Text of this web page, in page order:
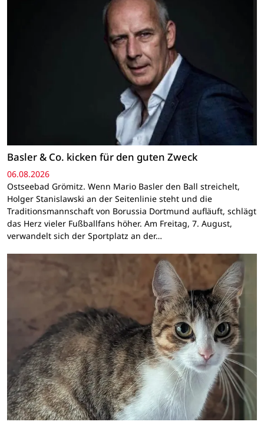
Basler & Co. kicken für den guten Zweck
06.08.2026
Ostseebad Grömitz. Wenn Mario Basler den Ball streichelt,
Holger Stanislawski an der Seitenlinie steht und die
Traditionsmannschaft von Borussia Dortmund aufläuft, schlägt
das Herz vieler Fußballfans höher. Am Freitag, 7. August,
verwandelt sich der Sportplatz an der…